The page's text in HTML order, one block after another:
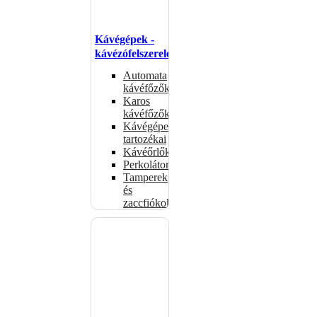
Kávégépek -
kávézófelszerelés
Automata
kávéfőzők
Karos
kávéfőzők
Kávégépek
tartozékai
Kávéőrlők
Perkolátorok
Tamperek
és
zaccfiókok